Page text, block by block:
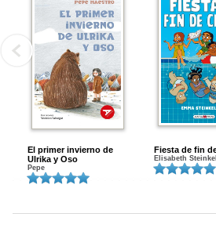
El primer invierno de
Ulrika y Oso
Pepe
Fiesta de fin
Elisabeth